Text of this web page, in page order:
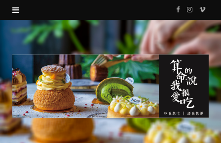
F
a
c
e
b
o
I
s
g
r
V
i